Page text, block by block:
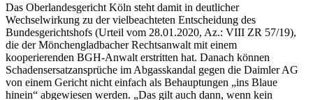
Das Oberlandesgericht Köln steht damit in deutlicher
Wechselwirkung zu der vielbeachteten Entscheidung des
Bundesgerichtshofs (Urteil vom 28.01.2020, Az.: VIII ZR 57/19),
die der Mönchengladbacher Rechtsanwalt mit einem
kooperierenden BGH-Anwalt erstritten hat. Danach können
Schadensersatzansprüche im Abgasskandal gegen die Daimler AG
von einem Gericht nicht einfach als Behauptungen „ins Blaue
hinein“ abgewiesen werden. „Das gilt auch dann, wenn kein